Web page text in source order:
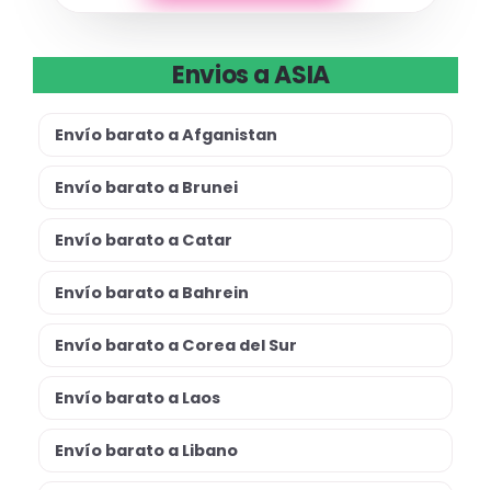
Envios a ASIA
Envío barato a Afganistan
Envío barato a Brunei
Envío barato a Catar
Envío barato a Bahrein
Envío barato a Corea del Sur
Envío barato a Laos
Envío barato a Libano